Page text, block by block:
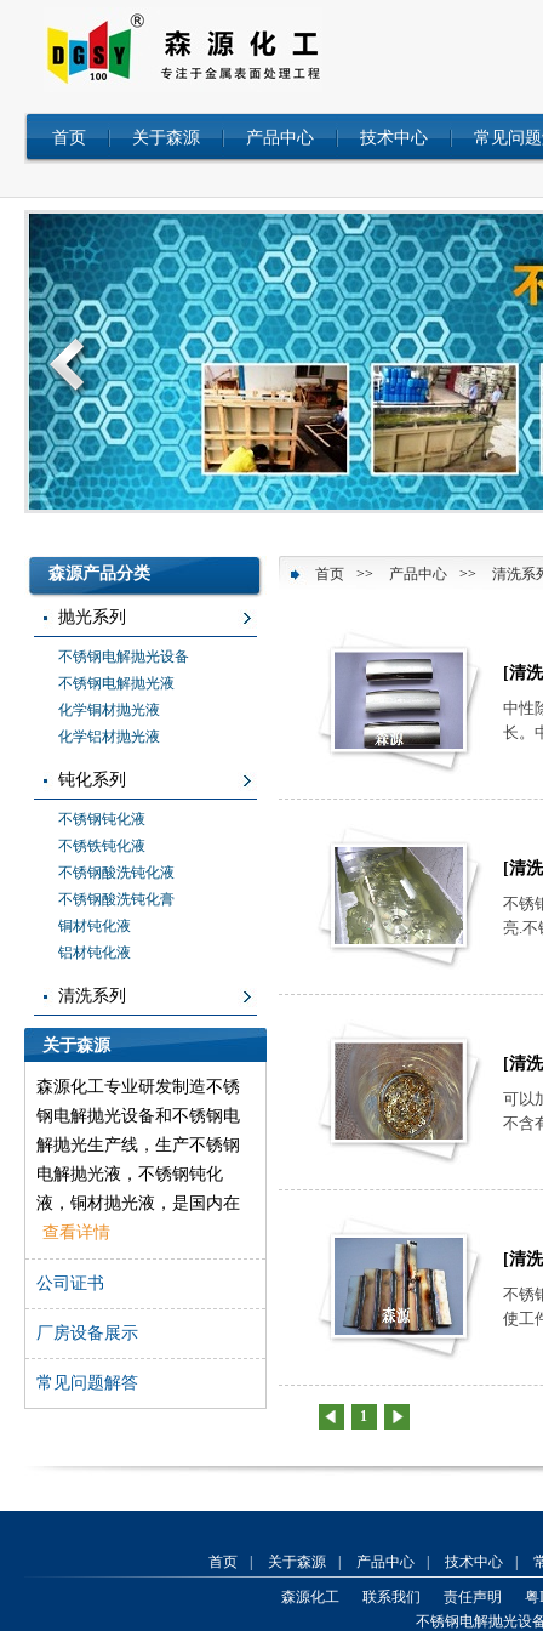
首页 关于森源 产品中心 技术中心 常见问
森源产品分类
抛光系列
不锈钢电解抛光设备
不锈钢电解抛光液
化学铜材抛光液
化学铝材抛光液
钝化系列
不锈钢钝化液
不锈铁钝化液
不锈钢酸洗钝化液
不锈钢酸洗钝化膏
铜材钝化液
铝材钝化液
清洗系列
关于森源
森源化工专业研发制造不锈
钢电解抛光设备和不锈钢电
解抛光生产线，生产不锈钢
电解抛光液，不锈钢钝化
液，铜材抛光液，是国内在
不锈钢、铜材等金属材料表
面处理行业的先导之一，森
源一直致力于开发高效环保
的产品，以帮助工厂解决在
际问题。
森源化工专业从事金属表面
售和服务。其在不锈钢材料
方面积累了大量宝贵的实战
经验。本公司的大部分产品
查看详情
公司证书
厂房设备展示
常见问题解答
首页 >> 产品中心 >> 清洗系
[清
中性
长。
[清
不锈
亮.不
[清
可以
不含
[清
不锈
使工
1
首页 关于森源 产品中心 技术中心
森源化工 联系我们 责任声明
粤
不锈钢电解抛光设